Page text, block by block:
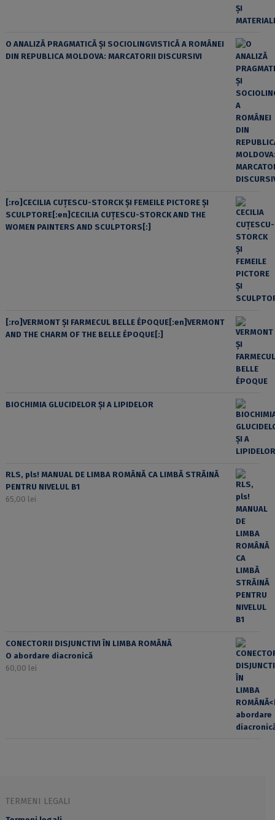
O ANALIZĂ PRAGMATICĂ ȘI SOCIOLINGVISTICĂ A ROMÂNEI
DIN REPUBLICA MOLDOVA: MARCATORII DISCURSIVI
[:ro]CECILIA CUŢESCU-STORCK ŞI FEMEILE PICTORE ŞI
SCULPTORE[:en]CECILIA CUŢESCU-STORCK AND THE
WOMEN PAINTERS AND SCULPTORS[:]
[:ro]VERMONT ȘI FARMECUL BELLE ÉPOQUE[:en]VERMONT
AND THE CHARM OF THE BELLE ÉPOQUE[:]
BIOCHIMIA GLUCIDELOR ȘI A LIPIDELOR
RLS, pls! MANUAL DE LIMBA ROMÂNĂ CA LIMBĂ STRĂINĂ
PENTRU NIVELUL B1
65,00 lei
CONECTORII DISJUNCTIVI ÎN LIMBA ROMÂNĂ
O abordare diacronică
60,00 lei
TERMENI LEGALI